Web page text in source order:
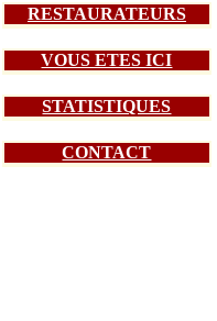
RESTAURATEURS
VOUS ETES ICI
STATISTIQUES
CONTACT